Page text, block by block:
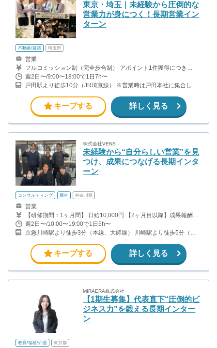
東京・埼玉｜未経験から圧倒的な
営業力が身につく！長期営業イン
ターン
不動産/建築 埼玉県
営業
フルコミッション制（完全歩合制） アポイント1件獲得につき
5,000円～10,000円を支給。 さらに、成約1件ごとに、追加で
100,000円を支給します。 ＜インセンティブ例＞ ◎大学2年生（在
籍：2か月） ・役職：アポインター ・月給：20万 - リフォーム設
備 1契約 ×10万 - エネルギー設備 1契約 ×10万 ◎大学1年生
（在籍：7か月） ・役職：アポインター ・月給：42万 - リフォー
ム設備 2契約 ×10万 - エネルギー設備 1契約 ×10万 - キャ
ンペーンボーナス12万円 ※希望に応じて、時給＋インセンティブ
制（時給1,200円）での勤務も選択可能です。
週2日〜/9:00〜18:00で1日7h〜
戸田駅より徒歩10分（JR埼京線） ※営業時は戸田本社に集合し、
施します。 池袋オフィス：東池袋1-40-3 池袋旗ビル 3階
キープする 詳しく見る
株式会社VENS
未経験から“自分らしい営業”を見
つけ、成果につなげる長期インタ
ーン
コンサルティング 商社 神奈川県
営業
【研修期間：1ヶ月間】 日給10,000円 【2ヶ月目以降】成果報酬型
・1件成約につき30,000〜50,000円 ・実力や成績次第ではボーナス
あり ・昇進制度により報酬アップあり 未経験からスタートした学
生も、先輩社員のサポートを受けながら成果を伸ばしています。 ＜
2ヶ月目以降の報酬例＞ ・週2〜3日勤務で月15万円前後 ・週4〜5
日勤務で月25万円前後 土日稼働、午後出勤、長期休暇を活用して
勤務時間を確保し、月60万円以上の報酬につながった学生もいま
す。 頑張りが報酬と自信につながる長期インターンです。
週2日〜/10:00〜19:00で1日5h〜
京急川崎駅より徒歩3分（本線、大師線） 川崎駅より徒歩5分（上
キープする 詳しく見る
MIRAERA株式会社
【1期生募集】代表直下“圧倒的ビ
ジネス力”を鍛える長期インター
ン
教育/福祉/介護 東京都